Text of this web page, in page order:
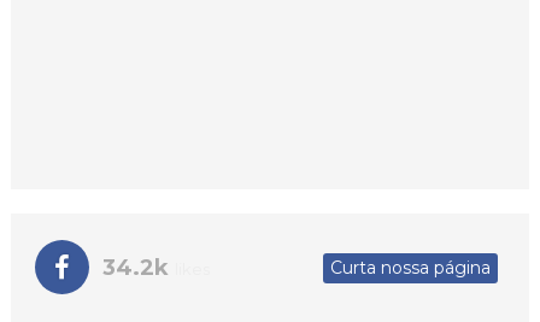
34.2k Curta nossa página